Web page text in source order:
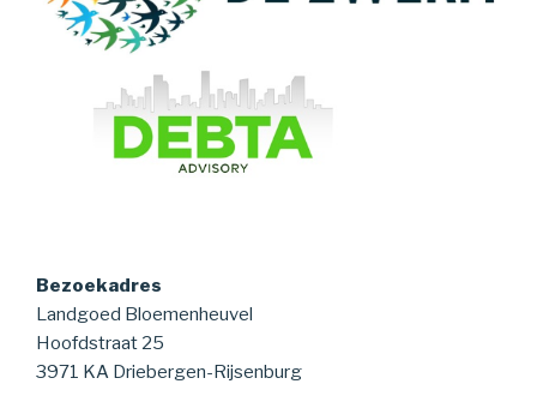
Bezoekadres
Landgoed Bloemenheuvel
Hoofdstraat 25
3971 KA Driebergen-Rijsenburg